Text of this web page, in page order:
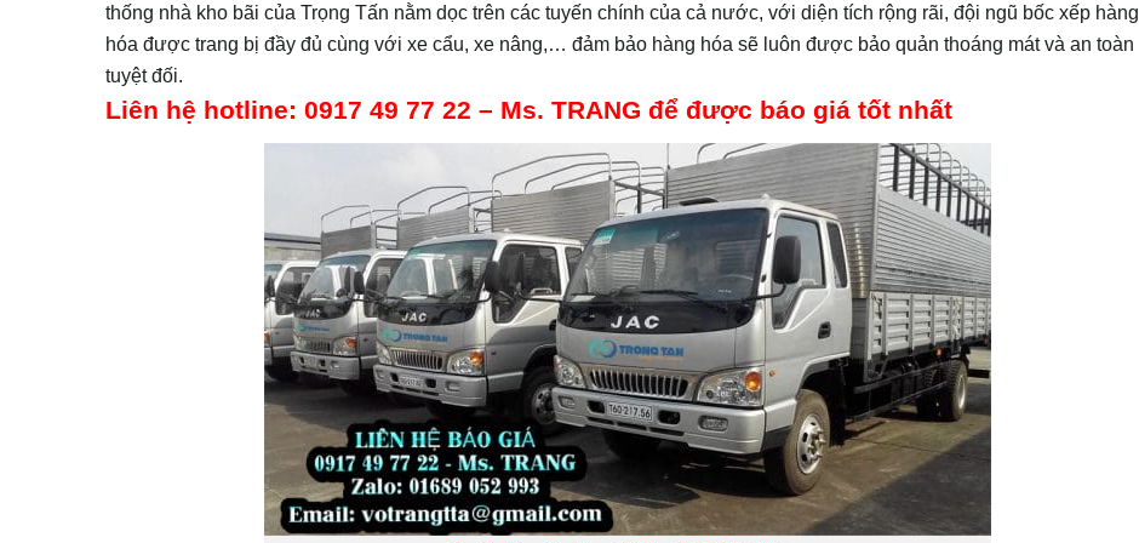
thống nhà kho bãi của Trọng Tấn nằm dọc trên các tuyến chính của cả nước, với diện tích rộng rãi, đội ngũ bốc xếp hàng
hóa được trang bị đầy đủ cùng với xe cẩu, xe nâng,… đảm bảo hàng hóa sẽ luôn được bảo quản thoáng mát và an toàn
tuyệt đối.
Liên hệ hotline: 0917 49 77 22 – Ms. TRANG để được báo giá tốt nhất